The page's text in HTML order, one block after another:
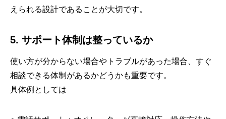
えられる設計であることが大切です。
5. サポート体制は整っているか
使い方が分からない場合やトラブルがあった場合、すぐ
相談できる体制があるかどうかも重要です。
具体例としては